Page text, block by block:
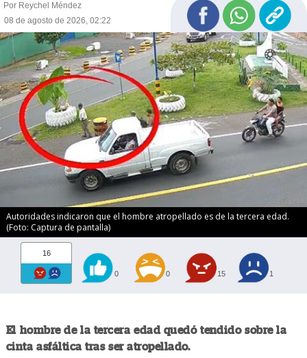
Por Reychel Méndez
08 de agosto de 2026, 02:22
Autoridades indicaron que el hombre atropellado es de la tercera edad.
(Foto: Captura de pantalla)
16
0 0 15 1
El hombre de la tercera edad quedó tendido sobre la
cinta asfáltica tras ser atropellado.